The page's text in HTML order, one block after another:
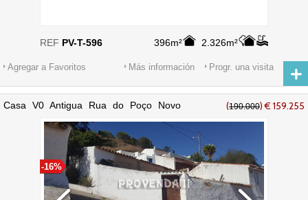
396m² 2.326m²
REF PV-T-596
Agregar a Favoritos Progr. una visita
Más información
(190.000) € 159.255
Casa V0 Antigua Rua do Poço Novo
-16%